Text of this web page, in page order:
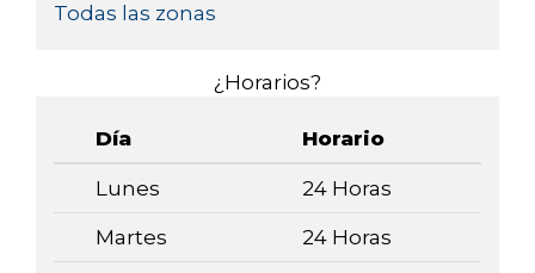
Todas las zonas
¿Horarios?
Día Horario
Lunes 24 Horas
Martes 24 Horas